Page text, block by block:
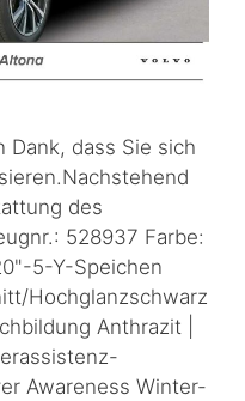
Dank, dass Sie sich
des
528937 Farbe:
5-Y-Speichen
Hochglanzschwarz
Anthrazit |
Awareness Winter-